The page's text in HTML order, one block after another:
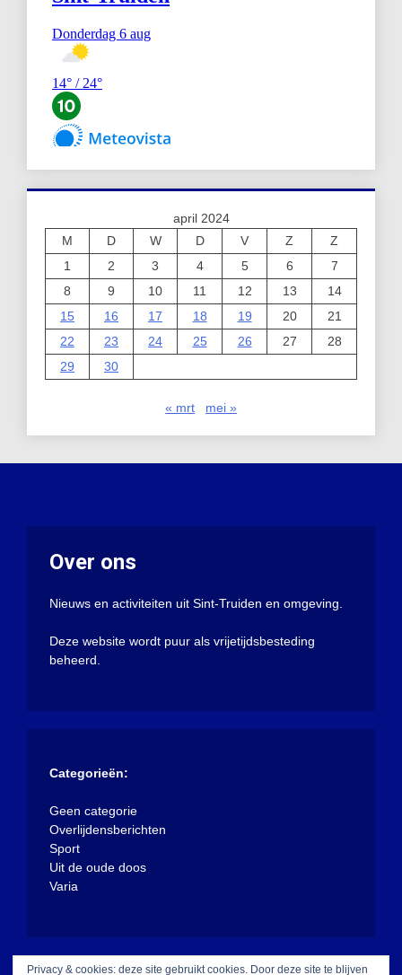
april 2024
M
D W D V Z
Z
1
2 3 4 5 6
7
8
9 10 11 12 13
14
15
16 17 18 19 20
21
22
23 24 25 26 27
28
29
30
« mrt mei »
Over ons
Nieuws en activiteiten uit Sint-Truiden en omgeving.
Deze website wordt puur als vrijetijdsbesteding
beheerd.
Categorieën:
Geen categorie
Overlijdensberichten
Sport
Uit de oude doos
Varia
Privacy & cookies: deze site gebruikt cookies. Door deze site te blijven